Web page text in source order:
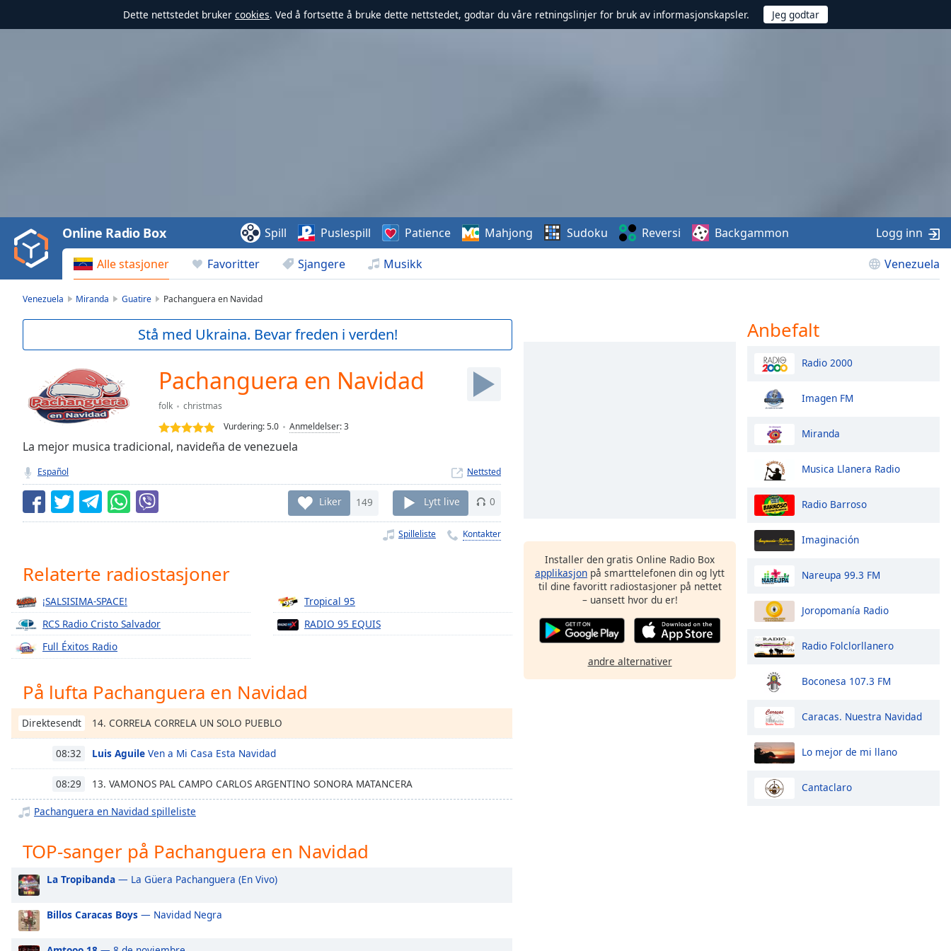
Dette nettstedet bruker cookies. Ved å fortsette å bruke dette nettstedet, godtar du våre retningslinjer for bruk av informasjonskapsler.
Video
Play
Backward
Skip
Current
0.00%
TypeLIVE
live,
currently
behind
LIVE
Remaining
Playback
Rate
Chapters
Descriptions
descriptions
off,
selected
subtitles
settings,
subtitles
dialog
subtitles
off
selected
Alle stasjoner Favoritter Sjangere Musikk Venezuela
Online Radio Box Spill Puslespill Patience Mahjong Sudoku Reversi Backgammon Logg inn
Venezuela Miranda Guatire Pachanguera en Navidad
Stå med Ukraina. Bevar freden i verden!
Pachanguera en Navidad
folk
christmas
Vurdering:5.0 Anmeldelser:3
La mejor musica tradicional, navideña de venezuela
Español Nettsted
Liker 149 Lytt live 0
Spilleliste Kontakter
Relaterte radiostasjoner
¡SALSISIMA-SPACE!
RCS Radio Cristo Salvador
Full Éxitos Radio
Tropical 95
RADIO 95 EQUIS
På lufta Pachanguera en Navidad
Direktesendt 14. CORRELA CORRELA UN SOLO PUEBLO
08:32 Luis Aguile Ven a Mi Casa Esta Navidad
08:29 13. VAMONOS PAL CAMPO CARLOS ARGENTINO SONORA MATANCERA
Pachanguera en Navidad spilleliste
TOP-sanger på Pachanguera en Navidad
La Tropibanda — La Güera Pachanguera (En Vivo)
Billos Caracas Boys — Navidad Negra
Installer den gratis Online Radio Box
applikasjon på smarttelefonen din og lytt
til dine favoritt radiostasjoner på nettet
– uansett hvor du er!
andre alternativer
Anbefalt
Radio 2000
Imagen FM
Miranda
Musica Llanera Radio
Radio Barroso
Imaginación
Nareupa 99.3 FM
Joropomanía Radio
Radio Folclorllanero
Boconesa 107.3 FM
Caracas. Nuestra Navidad
Lo mejor de mi llano
Cantaclaro